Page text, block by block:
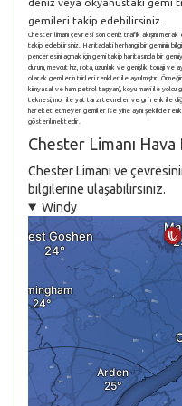
gemileri takip edebilirsiniz.
Chester limanı çevresi son deniz trafik akışını merak
takip edebilirsiniz. Haritadaki herhangi bir geminin
penceresini açmak için gemi takip haritasında bir
durum, mevcut hız, rota, uzunluk ve genişlik, tonajı
olarak gemilerin türleri renkler ile ayrılmıştır.
kimyasal ve ham petrol taşıyan), koyu mavi ile yolcu
teknesi, mor ile yat tarzı tekneler ve gri renk ile
hareket etmeyen gemiler ise yine aynı şekilde
gösterilmektedir.
Chester Limanı
Chester Limanı ve
bilgilerine ulaşabilirsiniz.
Windy